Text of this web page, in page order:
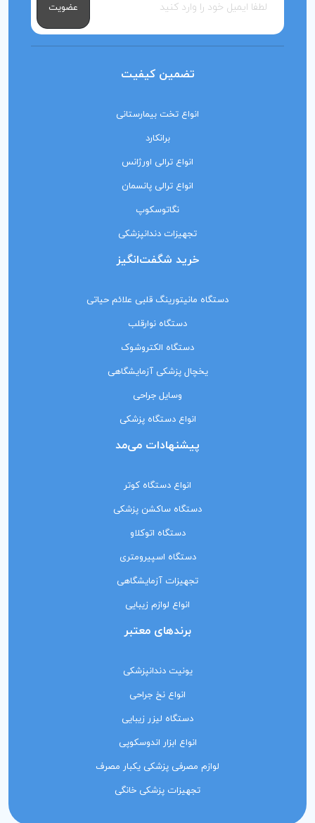
عضویت
تضمین کیفیت
انواع تخت بیمارستانی
برانکارد
انواع ترالی اورژانس
انواع ترالی پانسمان
نگاتوسکوپ
تجهیزات دندانپزشکی
خرید شگفت‌انگیز
دستگاه مانیتورینگ‌ قلبی علائم حیاتی
دستگاه نوارقلب
دستگاه الکتروشوک
یخچال پزشکی آزمایشگاهی
وسایل جراحی
انواع دستگاه پزشکی
پیشنهادات می‌مد
انواع دستگاه کوتر
دستگاه ساکشن پزشکی
دستگاه اتوکلاو
دستگاه اسپیرومتری
تجهیزات آزمایشگاهی
انواع لوازم زیبایی
برندهای معتبر
یونیت دندانپزشکی
انواع نخ جراحی
دستگاه لیزر زیبایی
انواع ابزار اندوسکوپی
لوازم مصرفی پزشکی یکبار مصرف
تجهیزات پزشکی خانگی